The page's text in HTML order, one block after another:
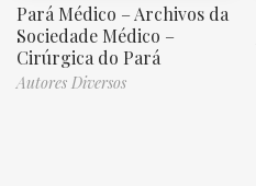
Pará Médico – Archivos da
Sociedade Médico –
Cirúrgica do Pará
Autores Diversos